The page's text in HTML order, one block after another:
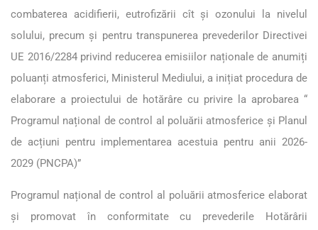
combaterea acidifierii, eutrofizării cît și ozonului la nivelul
solului, precum și pentru transpunerea prevederilor Directivei
UE 2016/2284 privind reducerea emisiilor naționale de anumiți
poluanți atmosferici, Ministerul Mediului, a inițiat procedura de
elaborare a proiectului de hotărâre cu privire la aprobarea “
Programul național de control al poluării atmosferice și Planul
de acțiuni pentru implementarea acestuia pentru anii 2026-
2029 (PNCPA)”
Programul național de control al poluării atmosferice elaborat
și promovat în conformitate cu prevederile Hotărârii